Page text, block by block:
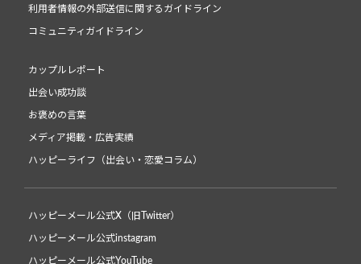
利用者情報の外部送信に関するガイドライン
コミュニティガイドライン
カップルレポート
出会い成功談
お褒めの言葉
メディア掲載・広告実績
ハッピーライフ（出会い・恋愛コラム）
ハッピーメール公式X（旧Twitter）
ハッピーメール公式instagram
ハッピーメール公式YouTube